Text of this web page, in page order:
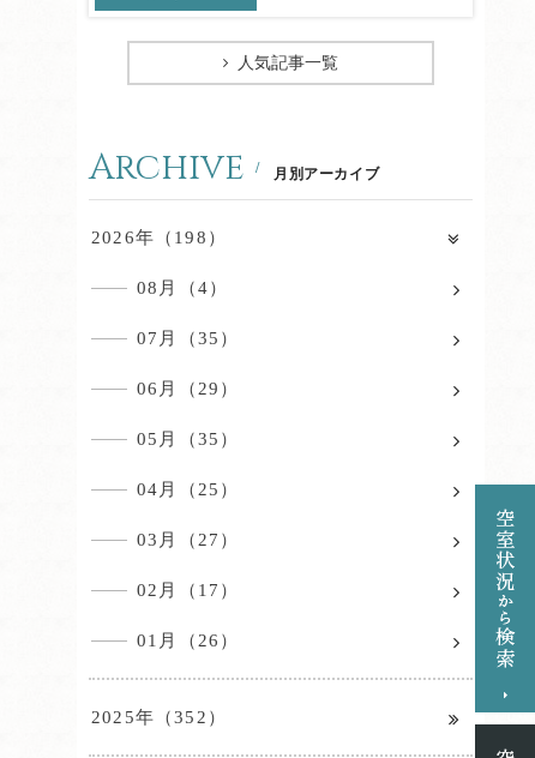
人気記事一覧
Archive 月別アーカイブ
2026年（198）
08月（4）
07月（35）
06月（29）
05月（35）
04月（25）
03月（27）
02月（17）
01月（26）
2025年（352）